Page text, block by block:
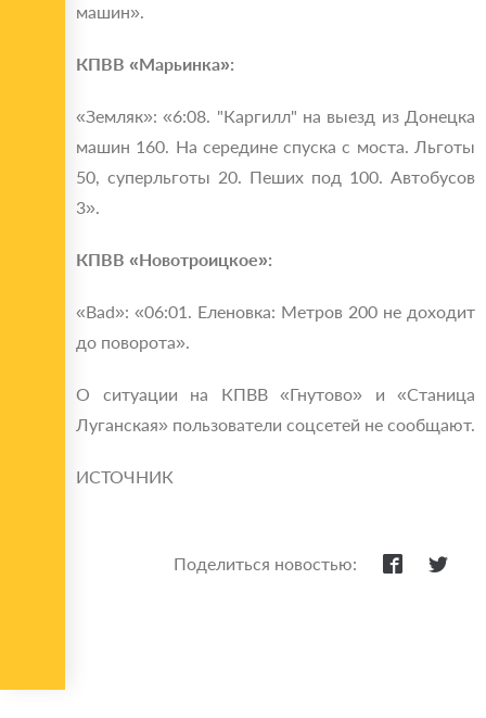
машин».
КПВВ «Марьинка»:
«Земляк»: «6:08. "Каргилл" на выезд из Донецка
машин 160. На середине спуска с моста. Льготы
50, суперльготы 20. Пеших под 100. Автобусов
3».
КПВВ «Новотроицкое»:
«Bad»: «06:01. Еленовка: Метров 200 не доходит
до поворота».
О ситуации на КПВВ «Гнутово» и «Станица
Луганская» пользователи соцсетей не сообщают.
ИСТОЧНИК
Поделиться новостью: